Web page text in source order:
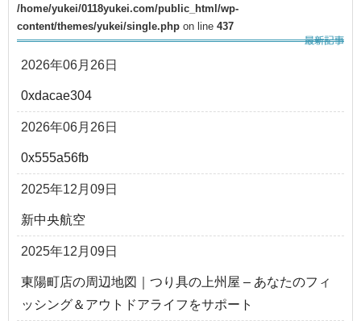
/home/yukei/0118yukei.com/public_html/wp-
content/themes/yukei/single.php on line 437
2026年06月26日
0xdacae304
2026年06月26日
0x555a56fb
2025年12月09日
新中央航空
2025年12月09日
東陽町店の周辺地図｜つり具の上州屋 – あなたのフィ
ッシング＆アウトドアライフをサポート